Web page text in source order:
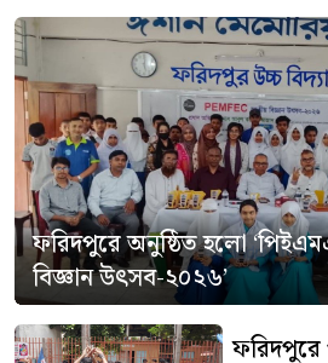
ফরিদপুরে অনুষ্ঠিত হলো
বিজ্ঞান উৎসব-২০২৬’
ফরিদপুরে